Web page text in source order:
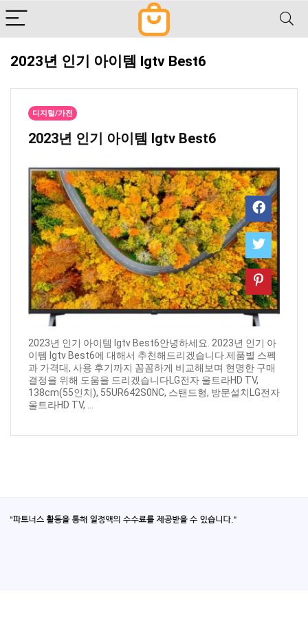
2023년 인기 아이템 lgtv Best6
디지털/가전
2023년 인기 아이템 lgtv Best6
2023년 인기 아이템 lgtv Best6안녕하세요. 2023년 인기 아
이템 lgtv Best6에 대해서 추천해드리겠습니다.제품별 스펙
과 가격대, 사용 후기까지 꼼꼼하게 비교해보며 현명한 구매
결정을 위해 도움을 드리겠습니다LG전자 울트라HD TV,
138cm(55인치), 55UR642S0NC, 스탠드형, 방문설치LG전자
울트라HD TV, ...